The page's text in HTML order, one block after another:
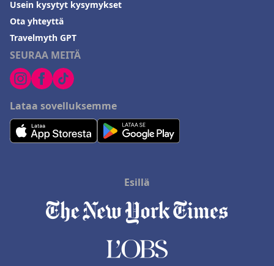
SEURAA MEITÄ
Lataa sovelluksemme
Usein kysytyt kysymykset
Ota yhteyttä
Travelmyth GPT
Esillä